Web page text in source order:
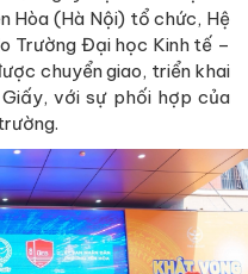
Hòa (Hà Nội) tổ chức, Hệ
Trường Đại học Kinh tế –
chuyển giao, triển khai
với sự phối hợp của